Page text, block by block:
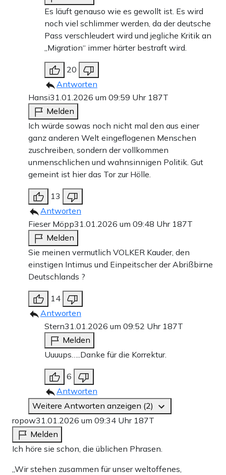
Es läuft genauso wie es gewollt ist. Es wird
noch viel schlimmer werden, da der deutsche
Pass verschleudert wird und jegliche Kritik an
„Migration“ immer härter bestraft wird.
20
Antworten
Hansi31.01.2026 um 09:59 Uhr 187T
Melden
Ich würde sowas noch nicht mal den aus einer
ganz anderen Welt eingeflogenen Menschen
zuschreiben, sondern der vollkommen
unmenschlichen und wahnsinnigen Politik. Gut
gemeint ist hier das Tor zur Hölle.
13
Antworten
Fieser Möpp31.01.2026 um 09:48 Uhr 187T
Melden
Sie meinen vermutlich VOLKER Kauder, den
einstigen Intimus und Einpeitscher der Abrißbirne
Deutschlands ?
14
Antworten
Stern31.01.2026 um 09:52 Uhr 187T
Melden
Uuuups…..Danke für die Korrektur.
6
Antworten
Weitere Antworten anzeigen (2)
ropow31.01.2026 um 09:34 Uhr 187T
Melden
Ich höre sie schon, die üblichen Phrasen.
„Wir stehen zusammen für unser weltoffenes,